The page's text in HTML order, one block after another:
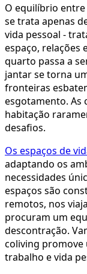
O equilíbrio entre
se trata apenas
vida pessoal -
espaço, relações
quarto passa a
jantar se torna
fronteiras
esgotamento. As
habitação
desafios.
Os espaços de
adaptando os
necessidades
espaços são
remotos, nos
procuram um
descontração.
coliving promove
trabalho e vida